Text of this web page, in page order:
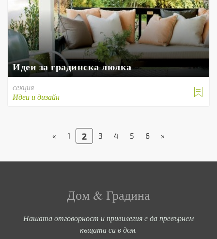
Идеи за градинска люлка

секция
Идеи и дизайн
« 1 2 3 4 5 6 »
Дом & Градина
Нашата отговорност и привилегия е да превърнем
къщата си в дом.